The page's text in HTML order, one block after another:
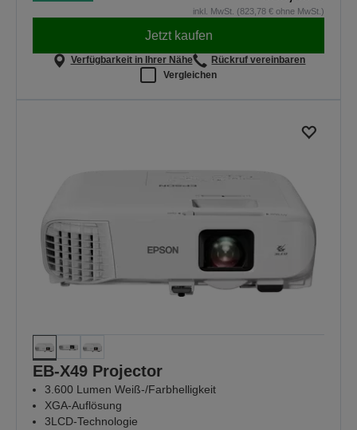
inkl. MwSt. (823,78 € ohne MwSt.)
Jetzt kaufen
Verfügbarkeit in Ihrer Nähe
Rückruf vereinbaren
Vergleichen
EB-X49 Projector
3.600 Lumen Weiß-/Farbhelligkeit
XGA-Auflösung
3LCD-Technologie